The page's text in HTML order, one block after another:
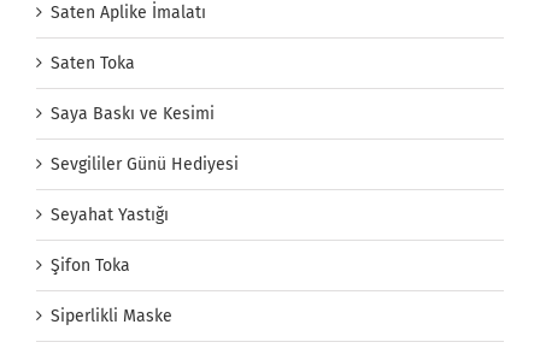
Saten Aplike İmalatı
Saten Toka
Saya Baskı ve Kesimi
Sevgililer Günü Hediyesi
Seyahat Yastığı
Şifon Toka
Siperlikli Maske